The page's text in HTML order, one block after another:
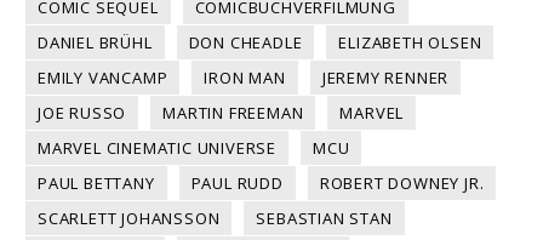
COMIC SEQUEL
COMICBUCHVERFILMUNG
DANIEL BRÜHL
DON CHEADLE
ELIZABETH OLSEN
EMILY VANCAMP
IRON MAN
JEREMY RENNER
JOE RUSSO
MARTIN FREEMAN
MARVEL
MARVEL CINEMATIC UNIVERSE
MCU
PAUL BETTANY
PAUL RUDD
ROBERT DOWNEY JR.
SCARLETT JOHANSSON
SEBASTIAN STAN